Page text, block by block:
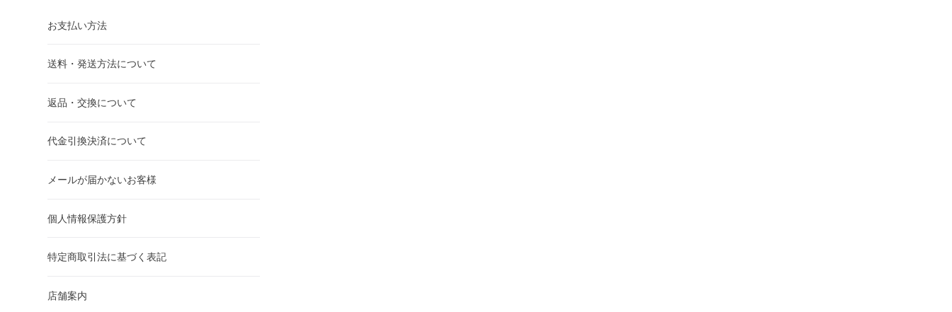
お支払い方法
送料・発送方法について
返品・交換について
代金引換決済について
メールが届かないお客様
個人情報保護方針
特定商取引法に基づく表記
店舗案内